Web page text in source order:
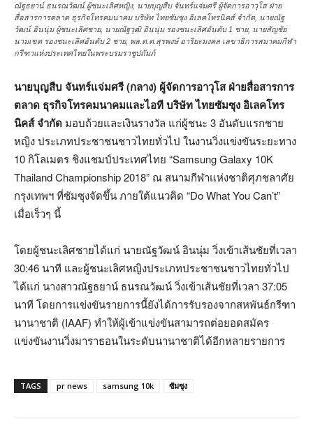
ณัฐธยาน์ ธนรณวัฒน์ ผู้ชนะเลิศหญิง, นายบุญสืบ จันทร์แจ่มศรี ผู้จัดการอาวุโส ฝ่าย
สื่อสารการตลาด ธุรกิจโทรคมนาคม บริษัท ไทยซัมซุง อิเลคโทรนิคส์ จำกัด, นายณัฐ
วัฒน์ อินนุ่ม ผู้ชนะเลิศชาย, นายณัฐวุฒิ อินนุ่ม รองชนะเลิศอันดับ 1 ชาย, นายสัญชัย
นามเขต รองชนะเลิศอันดับ 2 ชาย, พล.ต.ต.สุรพงษ์ อาริยะมงคล เลขาธิการสมาคมกีฬา
กรีฑาแห่งประเทศไทยในพระบรมราชูปถัมภ์
นายบุญสืบ จันทร์แจ่มศรี (กลาง) ผู้จัดการอาวุโส ฝ่ายสื่อสารการ
ตลาด ธุรกิจโทรคมนาคมและไอที บริษัท ไทยซัมซุง อิเลคโทร
นิคส์ จำกัด มอบถ้วยและเงินรางวัล แก่ผู้ชนะ 3 อันดับแรกชาย
หญิง ประเภทประชาชนชาวไทยทั่วไป ในงานวิ่งแข่งขันระยะทาง
10 กิโลเมตร ชิงแชมป์ประเทศไทย “Samsung Galaxy 10K
Thailand Championship 2018” ณ สนามกีฬาแห่งชาติศุภชลาศัย
กรุงเทพฯ ที่ซัมซุงจัดขึ้น ภายใต้แนวคิด “Do What You Can’t”
เมื่อเร็วๆ นี้
โดยผู้ชนะเลิศชายได้แก่ นายณัฐวัฒน์ อินนุ่ม วิ่งเข้าเส้นชัยที่เวลา
30:46 นาที และผู้ชนะเลิศหญิงประเภทประชาชนชาวไทยทั่วไป
ได้แก่ นางสาวณัฐธยาน์ ธนรณวัฒน์ วิ่งเข้าเส้นชัยที่เวลา 37:05
นาที โดยการแข่งขันรายการนี้ยังได้การรับรองจากสหพันธ์กรีฑา
นานาชาติ (IAAF) ทำให้ผู้เข้าแข่งขันสามารถต่อยอดสมัคร
แข่งขันงานวิ่งมาราธอนในระดับนานาชาติได้อีกหลายรายการ
TAGS pr news samsung 10k ซัมซุง